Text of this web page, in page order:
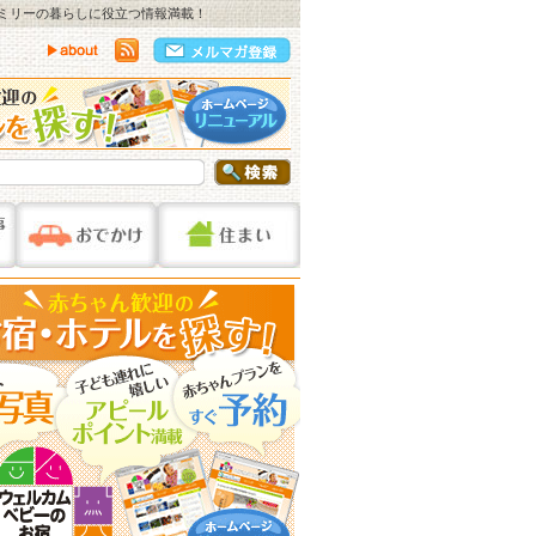
リーの暮らしに役立つ情報満載！